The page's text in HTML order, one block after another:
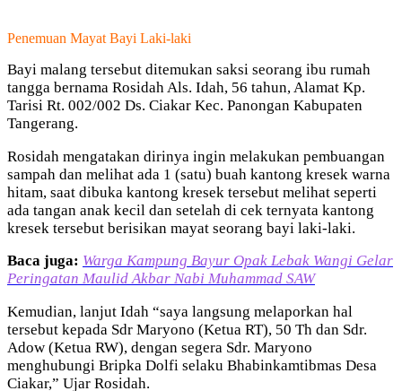
Penemuan Mayat Bayi Laki-laki
Bayi malang tersebut ditemukan saksi seorang ibu rumah
tangga bernama Rosidah Als. Idah, 56 tahun, Alamat Kp.
Tarisi Rt. 002/002 Ds. Ciakar Kec. Panongan Kabupaten
Tangerang.
Rosidah mengatakan dirinya ingin melakukan pembuangan
sampah dan melihat ada 1 (satu) buah kantong kresek warna
hitam, saat dibuka kantong kresek tersebut melihat seperti
ada tangan anak kecil dan setelah di cek ternyata kantong
kresek tersebut berisikan mayat seorang bayi laki-laki.
Baca juga: Warga Kampung Bayur Opak Lebak Wangi Gelar
Peringatan Maulid Akbar Nabi Muhammad SAW
Kemudian, lanjut Idah “saya langsung melaporkan hal
tersebut kepada Sdr Maryono (Ketua RT), 50 Th dan Sdr.
Adow (Ketua RW), dengan segera Sdr. Maryono
menghubungi Bripka Dolfi selaku Bhabinkamtibmas Desa
Ciakar,” Ujar Rosidah.